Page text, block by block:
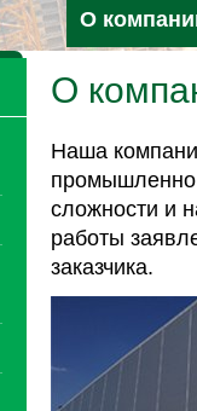
О
О
Наша
сложности и
работы
заказчика.